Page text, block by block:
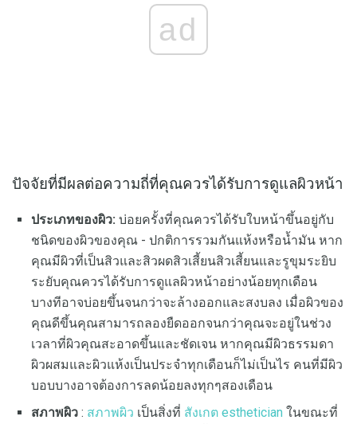
ad
ปัจจัยที่มีผลต่อความถี่ที่คุณควรได้รับการดูแลผิวหน้า
ประเภทของผิว: บ่อยครั้งที่คุณควรได้รับใบหน้าขึ้นอยู่กับ
ชนิดของผิวของคุณ - ปกติการรวมกันแห้งหรือน้ำมัน หาก
คุณมีผิวที่เป็นสิวและสิวผดสิวเสี้ยนสิวเสี้ยนและรูขุมระยิบ
ระยับคุณควรได้รับการดูแลผิวหน้าอย่างน้อยทุกเดือน
บางทีอาจบ่อยขึ้นจนกว่าจะล้างออกและสงบลง เมื่อผิวของ
คุณดีขึ้นคุณสามารถลองยืดออกจนกว่าคุณจะอยู่ในช่วง
เวลาที่ผิวคุณสะอาดขึ้นและชัดเจน หากคุณมีผิวธรรมดา
ผิวผสมและผิวแห้งเป็นประจำทุกเดือนก็ไม่เป็นไร คนที่มีผิว
บอบบางอาจต้องการลดน้อยลงทุกๆสองเดือน
สภาพผิว : สภาพผิว เป็นสิ่งที่ สังเกต esthetician ในขณะที่